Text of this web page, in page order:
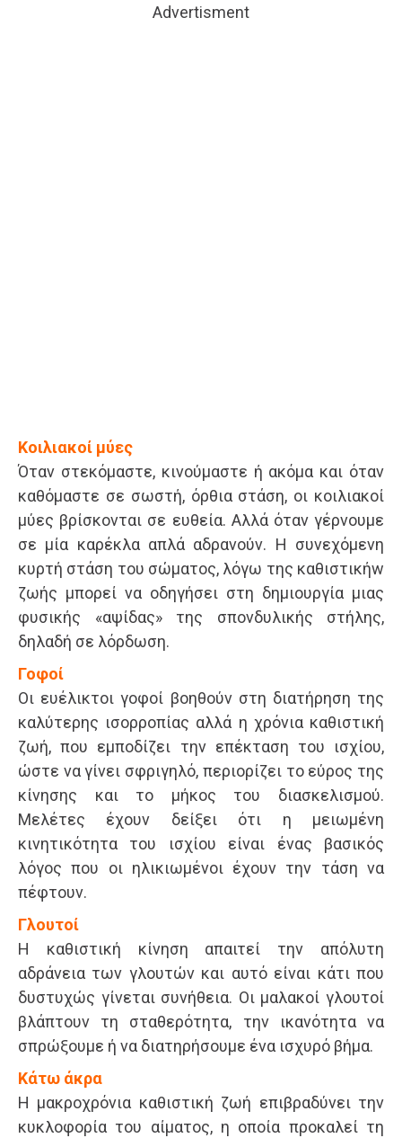
Advertisment
Κοιλιακοί μύες
Όταν στεκόμαστε, κινούμαστε ή ακόμα και όταν
καθόμαστε σε σωστή, όρθια στάση, οι κοιλιακοί
μύες βρίσκονται σε ευθεία. Αλλά όταν γέρνουμε
σε μία καρέκλα απλά αδρανούν. Η συνεχόμενη
κυρτή στάση του σώματος, λόγω της καθιστικήw
ζωής μπορεί να οδηγήσει στη δημιουργία μιας
φυσικής «αψίδας» της σπονδυλικής στήλης,
δηλαδή σε λόρδωση.
Γοφοί
Οι ευέλικτοι γοφοί βοηθούν στη διατήρηση της
καλύτερης ισορροπίας αλλά η χρόνια καθιστική
ζωή, που εμποδίζει την επέκταση του ισχίου,
ώστε να γίνει σφριγηλό, περιορίζει το εύρος της
κίνησης και το μήκος του διασκελισμού.
Μελέτες έχουν δείξει ότι η μειωμένη
κινητικότητα του ισχίου είναι ένας βασικός
λόγος που οι ηλικιωμένοι έχουν την τάση να
πέφτουν.
Γλουτοί
Η καθιστική κίνηση απαιτεί την απόλυτη
αδράνεια των γλουτών και αυτό είναι κάτι που
δυστυχώς γίνεται συνήθεια. Οι μαλακοί γλουτοί
βλάπτουν τη σταθερότητα, την ικανότητα να
σπρώξουμε ή να διατηρήσουμε ένα ισχυρό βήμα.
Κάτω άκρα
Η μακροχρόνια καθιστική ζωή επιβραδύνει την
κυκλοφορία του αίματος, η οποία προκαλεί τη